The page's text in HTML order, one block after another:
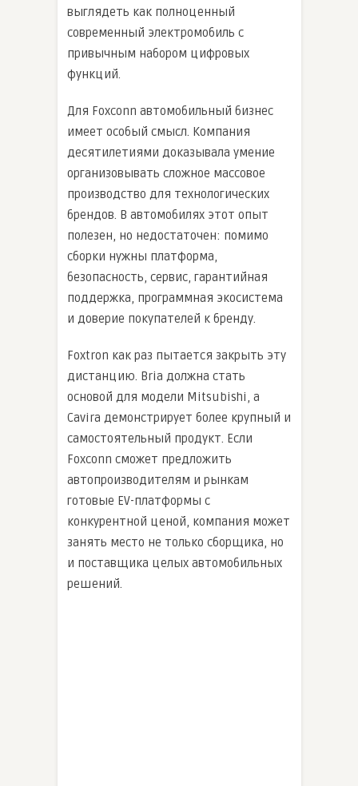
выглядеть как полноценный
современный электромобиль с
привычным набором цифровых
функций.
Для Foxconn автомобильный бизнес
имеет особый смысл. Компания
десятилетиями доказывала умение
организовывать сложное массовое
производство для технологических
брендов. В автомобилях этот опыт
полезен, но недостаточен: помимо
сборки нужны платформа,
безопасность, сервис, гарантийная
поддержка, программная экосистема
и доверие покупателей к бренду.
Foxtron как раз пытается закрыть эту
дистанцию. Bria должна стать
основой для модели Mitsubishi, а
Cavira демонстрирует более крупный и
самостоятельный продукт. Если
Foxconn сможет предложить
автопроизводителям и рынкам
готовые EV-платформы с
конкурентной ценой, компания может
занять место не только сборщика, но
и поставщика целых автомобильных
решений.